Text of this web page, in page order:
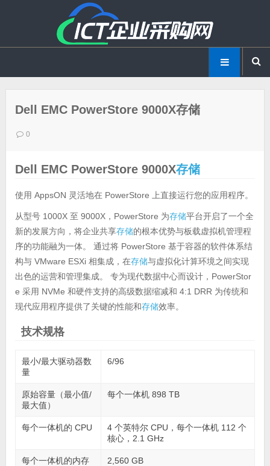
Dell EMC PowerStore 9000X存储
0
Dell EMC PowerStore 9000X存储
使用 AppsON 灵活地在 PowerStore 上直接运行您的应用程序。
从型号 1000X 至 9000X，PowerStore 为存储平台开启了一个全
新的发展方向，将企业共享存储的根本优势与板载虚拟机管理程
序的功能融为一体。 通过将 PowerStore 基于容器的软件体系结
构与 VMware ESXi 相集成，在存储与虚拟化计算环境之间实现
出色的运营和管理集成。 专为现代数据中心而设计，PowerStor
e 采用 NVMe 和硬件支持的高级数据缩减和 4:1 DRR 为传统和
现代应用程序提供了关键的性能和存储效率。
技术规格
最小/最大驱动器数
量
6/96
原始容量（最小值/
最大值）
每个一体机 898 TB
每个一体机的 CPU
4 个英特尔 CPU，每个一体机 112 个
核心，2.1 GHz
每个一体机的内存 2,560 GB